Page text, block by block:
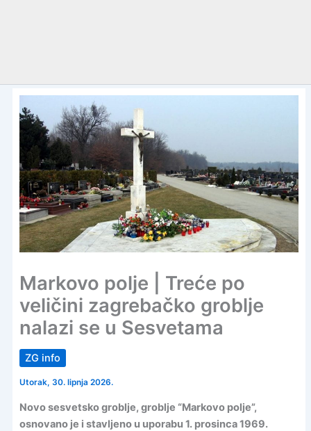
Markovo polje | Treće po
veličini zagrebačko groblje
nalazi se u Sesvetama
ZG info
Utorak, 30. lipnja 2026.
Novo sesvetsko groblje, groblje “Markovo polje”,
osnovano je i stavljeno u uporabu 1. prosinca 1969.